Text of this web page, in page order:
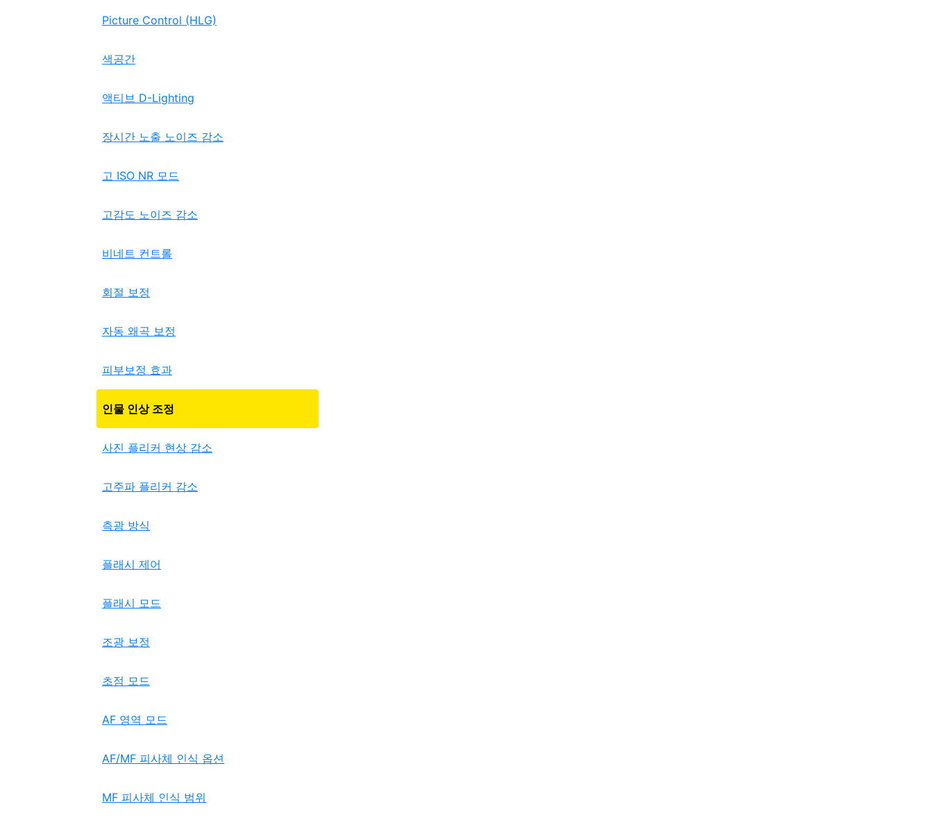
Picture Control (HLG)
색공간
액티브 D-Lighting
장시간 노출 노이즈 감소
고 ISO NR 모드
고감도 노이즈 감소
비네트 컨트롤
회절 보정
자동 왜곡 보정
피부보정 효과
인물 인상 조정
사진 플리커 현상 감소
고주파 플리커 감소
측광 방식
플래시 제어
플래시 모드
조광 보정
초점 모드
AF 영역 모드
AF/MF 피사체 인식 옵션
MF 피사체 인식 범위